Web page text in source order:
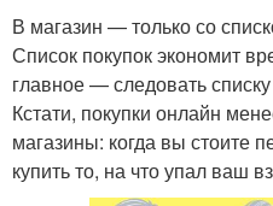
В магазин — только со
Список покупок экономит
главное — следовать
Кстати, покупки онлайн
магазины: когда вы стоите
купить то, на что упал ваш